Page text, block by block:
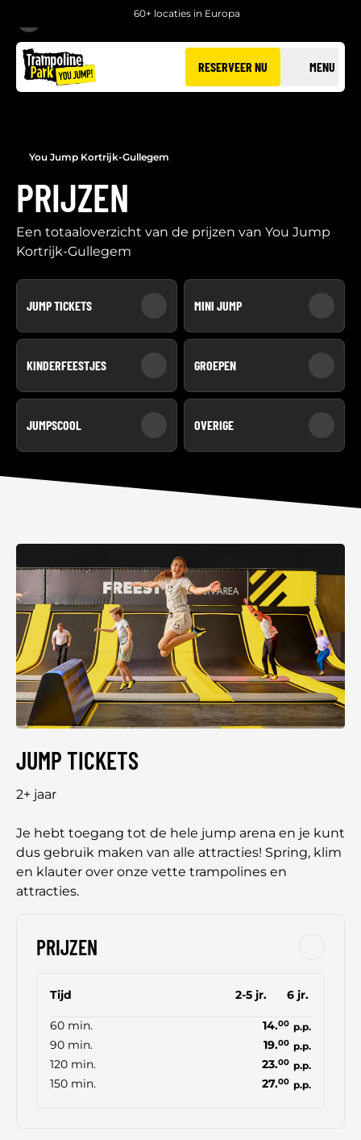
60+ locaties in Europa
RESERVEER NU MENU
You Jump Kortrijk-Gullegem
PRIJZEN
Een totaaloverzicht van de prijzen van You Jump
Kortrijk-Gullegem
JUMP TICKETS MINI JUMP
KINDERFEESTJES GROEPEN
JUMPSCOOL OVERIGE
JUMP TICKETS
2+ jaar
Je hebt toegang tot de hele jump arena en je kunt
dus gebruik maken van alle attracties! Spring, klim
en klauter over onze vette trampolines en
attracties.
PRIJZEN
Tijd 2-5 jr. 6 jr.
60 min. 14.00 p.p.
90 min. 19.00 p.p.
120 min. 23.00 p.p.
150 min. 27.00 p.p.